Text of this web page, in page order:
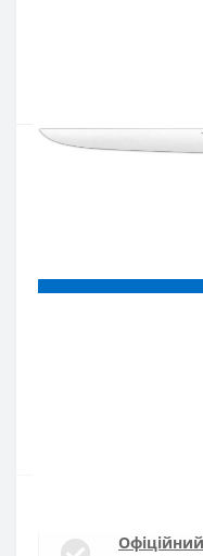
Артикул:240700
Введіть номер